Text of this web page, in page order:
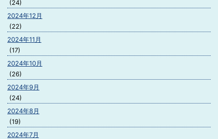
(24)
2024年12月
(22)
2024年11月
(17)
2024年10月
(26)
2024年9月
(24)
2024年8月
(19)
2024年7月